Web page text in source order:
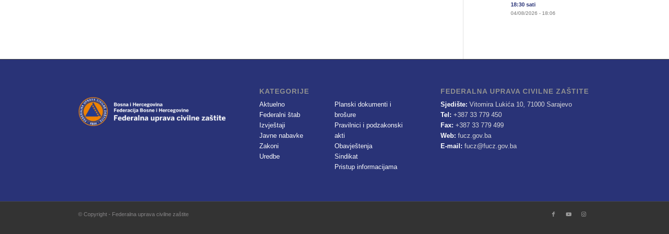
18:30 sati
04/08/2026 - 18:06
KATEGORIJE
Aktuelno
Federalni štab
Izvještaji
Javne nabavke
Zakoni
Uredbe
Planski dokumenti i
brošure
Pravilnici i podzakonski
akti
Obavještenja
Sindikat
Pristup informacijama
FEDERALNA UPRAVA CIVILNE ZAŠTITE
Sjedište: Vitomira Lukića 10, 71000 Sarajevo
Tel: +387 33 779 450
Fax: +387 33 779 499
Web: fucz.gov.ba
E-mail: fucz@fucz.gov.ba
© Copyright - Federalna uprava civilne zaštite